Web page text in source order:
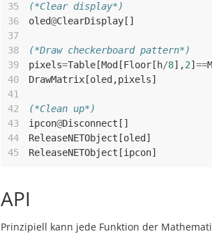
35
(*Clear display*)
36
oled@ClearDisplay []
37
38
(*Draw checkerboard pattern*)
39
pixels=Table [Mod [Floor [ h/8],2] ==
40
DrawMatrix [oled ,pixels]
41
42
(*Clean up*)
43
ipcon@Disconnect []
44
ReleaseNETObject [oled ]
45
ReleaseNETObject [ipcon]
API
Prinzipiell kann jede Funktion der